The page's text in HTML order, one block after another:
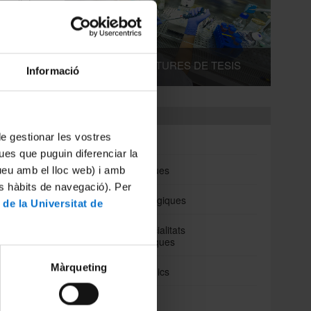
Informació
gestionar les vostres
que puguin diferenciar la
amb el lloc web) i amb
hàbits de navegació). Per
la Universitat de
Màrqueting
els
més
curar
de
al
fins al
DIPÒSITS I LECTURES DE TESIS
Biomedicina
Ciències Clíniques
Ciències Fisiològiques
Cirurgia i Especialitats
Medicoquirúrgiques
Fonaments Clinics
Medicina